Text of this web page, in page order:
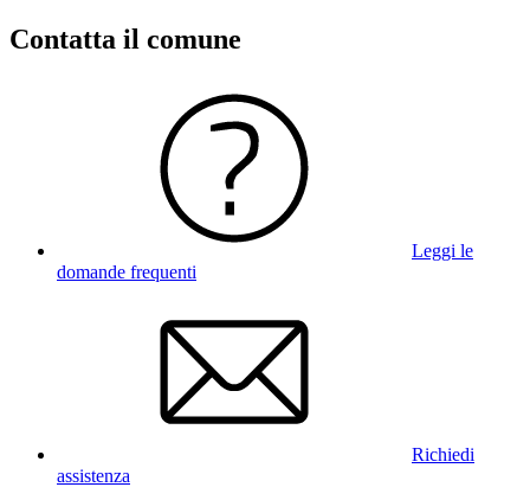
Contatta il comune
Leggi le
domande frequenti
Richiedi
assistenza